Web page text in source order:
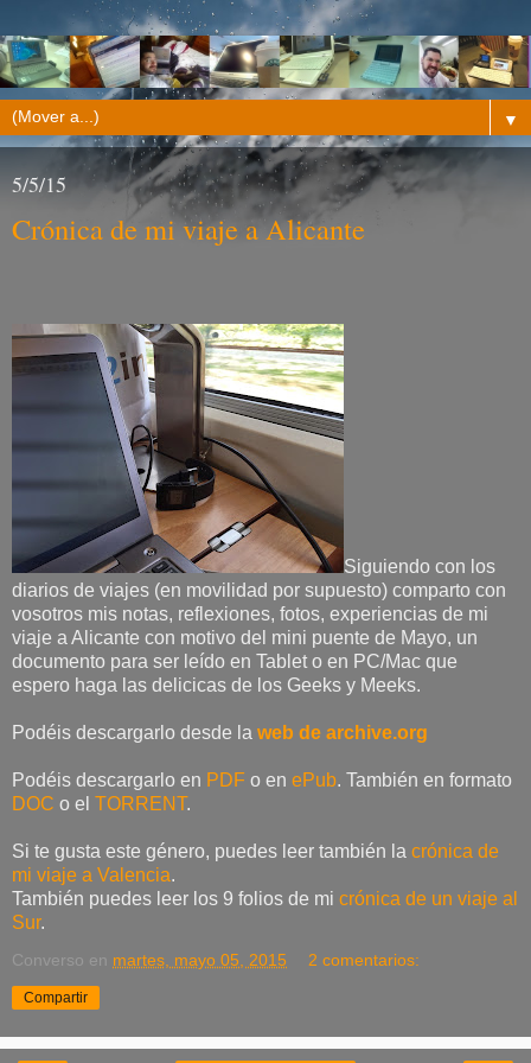
▼
5/5/15
Crónica de mi viaje a Alicante
Siguiendo con los
diarios de viajes (en movilidad por supuesto) comparto con
vosotros mis notas, reflexiones, fotos, experiencias de mi
viaje a Alicante con motivo del mini puente de Mayo, un
documento para ser leído en Tablet o en PC/Mac que
espero haga las delicicas de los Geeks y Meeks.
Podéis descargarlo desde la web de archive.org
Podéis descargarlo en PDF o en ePub. También en formato
DOC o el TORRENT.
Si te gusta este género, puedes leer también la crónica de
mi viaje a Valencia.
También puedes leer los 9 folios de mi crónica de un viaje al
Sur.
Converso en martes, mayo 05, 2015 2 comentarios:
Compartir